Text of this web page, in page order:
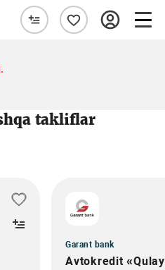
takliflar
Garant bank
Avtokredit